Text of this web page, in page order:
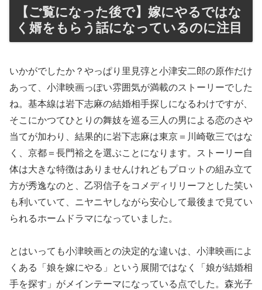
【ご覧になった後で】嫁にやるではな
く婿をもらう話になっているのに注目
いかがでしたか？やっぱり里見弴と小津安二郎の原作だけ
あって、小津映画っぽい雰囲気が満載のストーリーでした
ね。基本線は岩下志麻の結婚相手探しになるわけですが、
そこにかつてひとりの舞妓を巡る三人の男による恋のさや
当てが加わり、結果的に岩下志麻は東京＝川崎敬三ではな
く、京都＝長門裕之を選ぶことになります。ストーリー自
体は大きな特徴はありませんけれどもプロットの組み立て
方が秀逸なのと、乙羽信子をコメディリリーフとした笑い
も利いていて、ニヤニヤしながら安心して最後まで見てい
られるホームドラマになっていました。
とはいっても小津映画との決定的な違いは、小津映画によ
くある「娘を嫁にやる」という展開ではなく「娘が結婚相
手を探す」がメインテーマになっている点でした。森光子